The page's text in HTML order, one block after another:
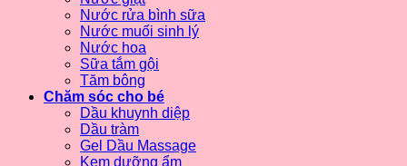
Nước rửa bình sữa
Nước muối sinh lý
Nước hoa
Sữa tắm gội
Tăm bông
Chăm sóc cho bé
Dầu khuynh diệp
Dầu tràm
Gel Dầu Massage
Kem dưỡng ẩm